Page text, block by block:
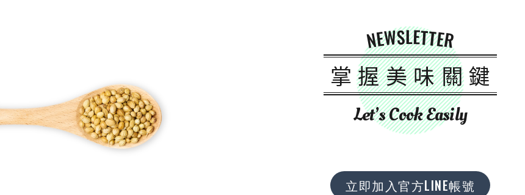
NEWSLETTER
掌握美味關鍵
Let’s Cook Easily
立即加入官方LINE帳號